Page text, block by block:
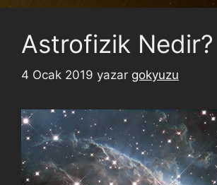
Astrofizik Nedir?
4 Ocak 2019 yazar gokyuzu